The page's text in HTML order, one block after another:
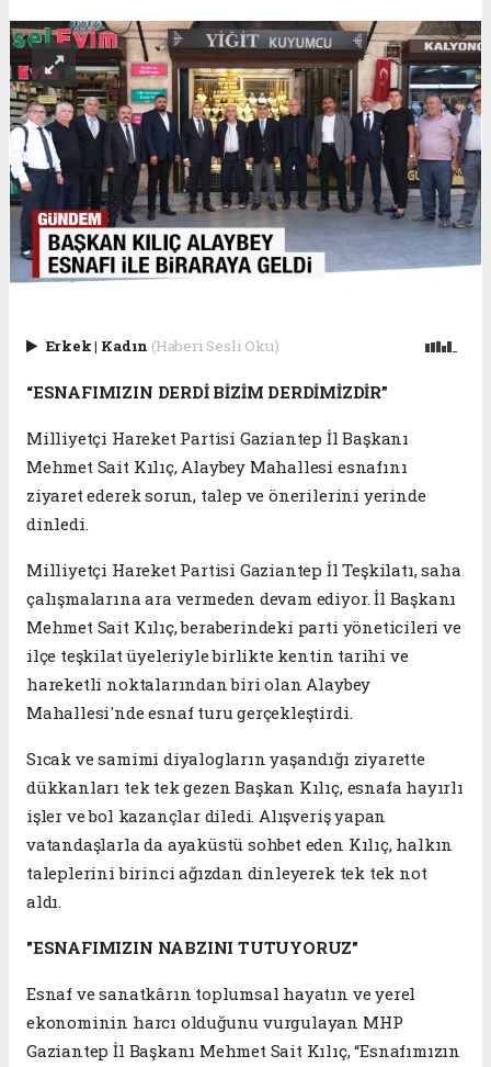
Erkek| Kadın (Haberi Sesli Oku)
“ESNAFIMIZIN DERDİ BİZİM DERDİMİZDİR”
Milliyetçi Hareket Partisi Gaziantep İl Başkanı
Mehmet Sait Kılıç, Alaybey Mahallesi esnafını
ziyaret ederek sorun, talep ve önerilerini yerinde
dinledi.
Milliyetçi Hareket Partisi Gaziantep İl Teşkilatı, saha
çalışmalarına ara vermeden devam ediyor. İl Başkanı
Mehmet Sait Kılıç, beraberindeki parti yöneticileri ve
ilçe teşkilat üyeleriyle birlikte kentin tarihi ve
hareketli noktalarından biri olan Alaybey
Mahallesi'nde esnaf turu gerçekleştirdi.
Sıcak ve samimi diyalogların yaşandığı ziyarette
dükkanları tek tek gezen Başkan Kılıç, esnafa hayırlı
işler ve bol kazançlar diledi. Alışveriş yapan
vatandaşlarla da ayaküstü sohbet eden Kılıç, halkın
taleplerini birinci ağızdan dinleyerek tek tek not
aldı.
"ESNAFIMIZIN NABZINI TUTUYORUZ"
Esnaf ve sanatkârın toplumsal hayatın ve yerel
ekonominin harcı olduğunu vurgulayan MHP
Gaziantep İl Başkanı Mehmet Sait Kılıç, “Esnafımızın